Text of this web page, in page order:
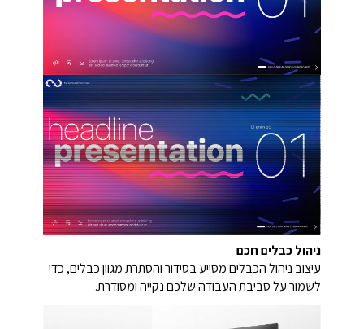
ניהול כבלים חכם
עיצוב ניהול הכבלים מסייע בסידור והסתרת מגוון כבלים, כדי
לשמור על סביבת העבודה שלכם נקייה ומסודרת.